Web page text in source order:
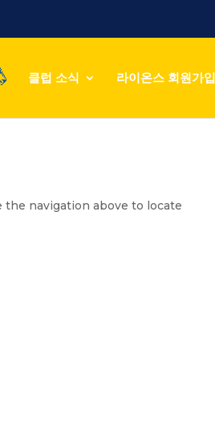
클럽 소식 라이온스 회원가입
the navigation above to locate